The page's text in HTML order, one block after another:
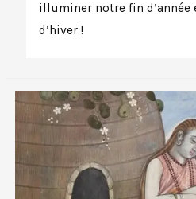
illuminer notre fin
d’hiver !